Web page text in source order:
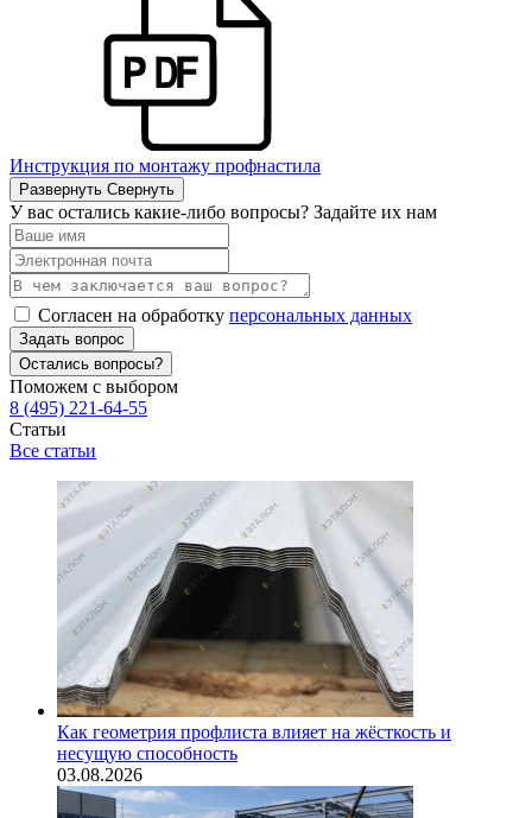
Инструкция по монтажу профнастила
Развернуть Свернуть
У вас остались какие-либо вопросы? Задайте их нам
Согласен на обработку персональных данных
Задать вопрос
Остались вопросы?
Поможем с выбором
8 (495) 221-64-55
Статьи
Все статьи
Как геометрия профлиста влияет на жёсткость и
несущую способность
03.08.2026